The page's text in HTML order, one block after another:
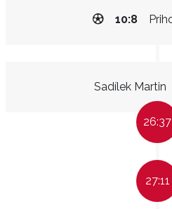
10:8
Sadílek Martin
26:37
27:11